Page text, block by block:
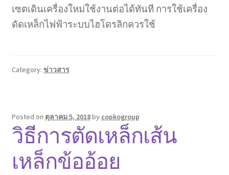
เซตเดินเครื่องใหม่ใช้งานต่อได้ทันที การใช้เครื่อง
ดัดเหล็กไฟฟ้าระบบไฮโดรลิกควรใช้
Category: ข่าวสาร
Posted on ตุลาคม 5, 2018by copkogroup
วิธีการตัดเหล็กเส้น
เหล็กข้ออ้อย